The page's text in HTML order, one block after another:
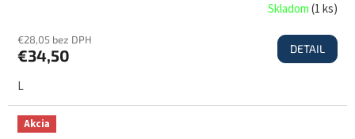
Skladom(1 ks)
€28,05 bez DPH
€34,50 DETAIL
L
Akcia